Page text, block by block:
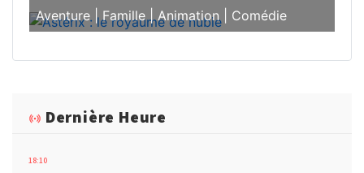
Aventure | Famille | Animation | Comédie
Dernière Heure
18:10